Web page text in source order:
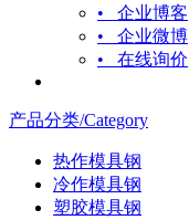
• 企业博客
• 企业微博
• 在线询价
产品分类/Category
热作模具钢
冷作模具钢
塑胶模具钢